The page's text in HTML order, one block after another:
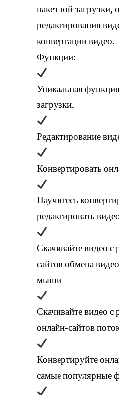
пакетной загрузки,
редактирования
конвертации видео.
Функции:
Уникальная
загрузки.
Редактирование
Конвертировать
Научитесь
редактировать видео
Скачивайте видео с
сайтов обмена
мыши
Скачивайте видео с
онлайн-сайтов
Конвертируйте
самые популярные